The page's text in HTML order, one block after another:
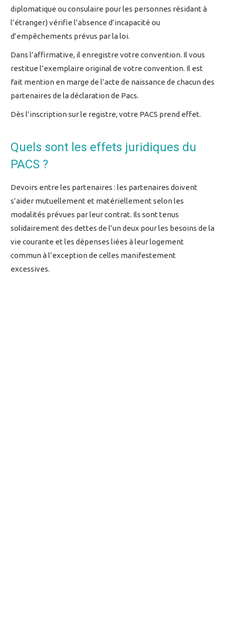
diplomatique ou consulaire pour les personnes résidant à
l’étranger) vérifie l’absence d’incapacité ou
d’empêchements prévus par la loi.
Dans l’affirmative, il enregistre votre convention. Il vous
restitue l’exemplaire original de votre convention. Il est
fait mention en marge de l’acte de naissance de chacun des
partenaires de la déclaration de Pacs.
Dès l’inscription sur le registre, votre PACS prend effet.
Quels sont les effets juridiques du
PACS ?
Devoirs entre les partenaires : les partenaires doivent
s’aider mutuellement et matériellement selon les
modalités prévues par leur contrat. Ils sont tenus
solidairement des dettes de l’un deux pour les besoins de la
vie courante et les dépenses liées à leur logement
commun à l’exception de celles manifestement
excessives.